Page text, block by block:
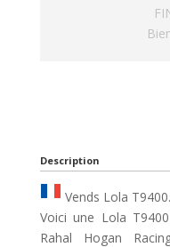
Description
Vends Lola T9400.
Voici une Lola
Rahal Hogan